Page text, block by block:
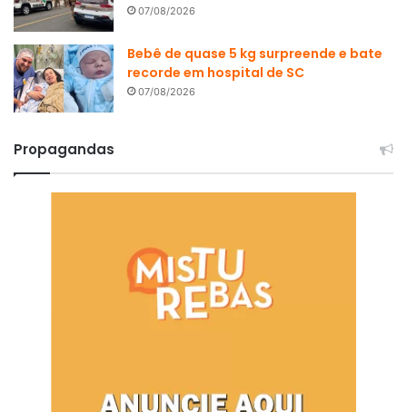
07/08/2026
Bebê de quase 5 kg surpreende e bate
recorde em hospital de SC
07/08/2026
Propagandas